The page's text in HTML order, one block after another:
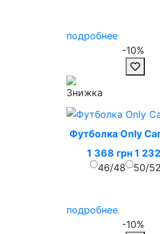
подробнее
-10%
Футболка Only
1 368 грн 1
46/48
50/52
подробнее
-10%